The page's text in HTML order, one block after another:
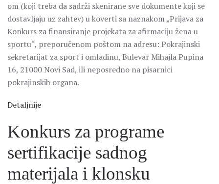
om (koji treba da sadrži skenirane sve dokumente koji se
dostavljaju uz zahtev) u koverti sa naznakom „Prijava za
Konkurs za finansiranje projekata za afirmaciju žena u
sportu“, preporučenom poštom na adresu: Pokrajinski
sekretarijat za sport i omladinu, Bulevar Mihajla Pupina
16, 21000 Novi Sad, ili neposredno na pisarnici
pokrajinskih organa.
Detaljnije
Konkurs za programe
sertifikacije sadnog
materijala i klonsku